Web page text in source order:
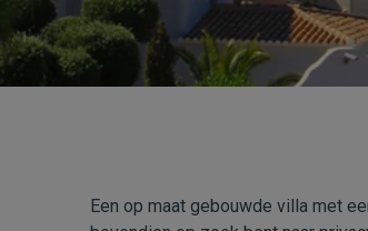
Een op maat gebouwde villa met